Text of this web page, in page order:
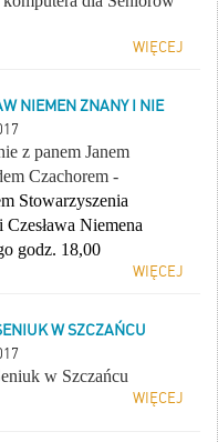
WIĘCEJ
NIEMEN ZNANY I NIE
z panem Janem
Czachorem -
Stowarzyszenia
Czesława Niemena
godz. 18,00
WIĘCEJ
W SZCZAŃCU
w Szczańcu
WIĘCEJ